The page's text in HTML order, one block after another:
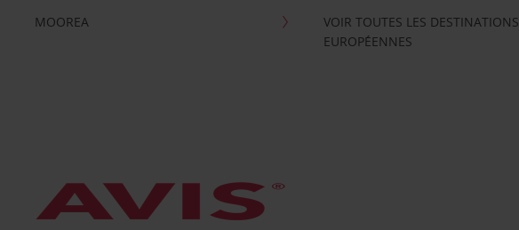
MOOREA
VOIR TOUTES LES DESTINATIONS
EUROPÉENNES